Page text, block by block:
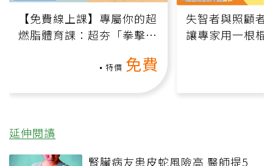
【免費線上課】專屬你的超
燃脂體育課：超夯「拳擊有
特價 免費
失智者與照顧者
讓專家用一根棍
延伸閱讀
腎臟病友患皮蛇風險高 醫師提5